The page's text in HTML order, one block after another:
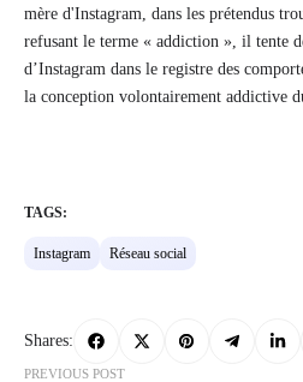
mère d'Instagram, dans les prétendus
refusant le terme « addiction », il tente
d’Instagram dans le registre des
la conception volontairement addictive
TAGS:
Instagram Réseau social
Shares:
PREVIOUS POST